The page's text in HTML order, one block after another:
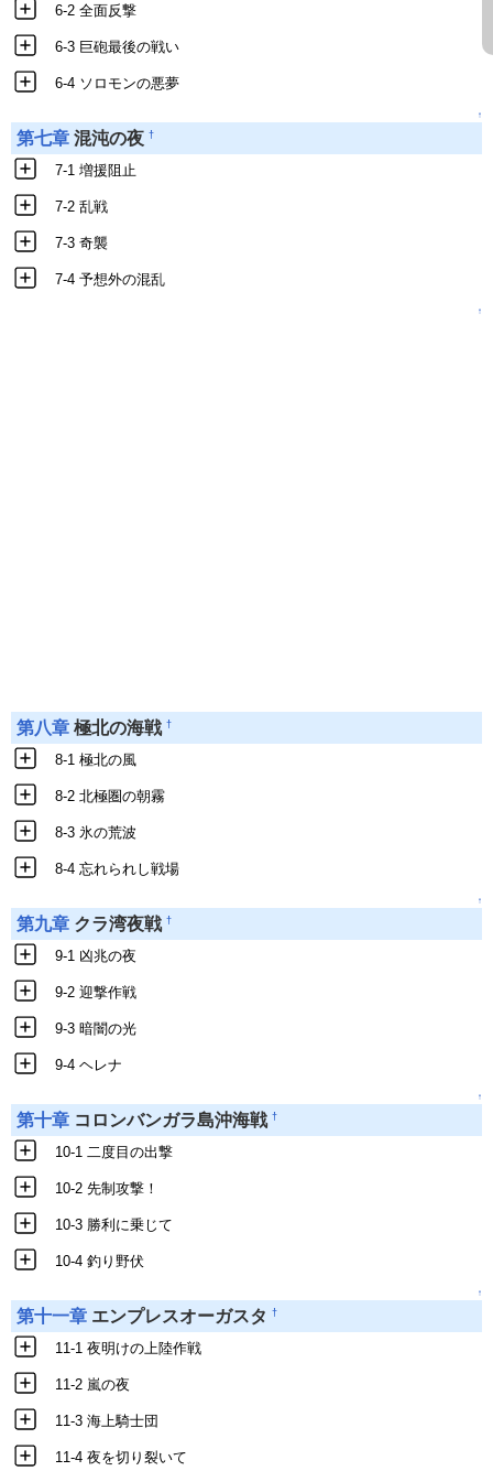
6-2 全面反撃
6-3 巨砲最後の戦い
6-4 ソロモンの悪夢
↑
第七章 混沌の夜 †
7-1 増援阻止
7-2 乱戦
7-3 奇襲
7-4 予想外の混乱
↑
第八章 極北の海戦 †
8-1 極北の風
8-2 北極圏の朝霧
8-3 氷の荒波
8-4 忘れられし戦場
↑
第九章 クラ湾夜戦 †
9-1 凶兆の夜
9-2 迎撃作戦
9-3 暗闇の光
9-4 ヘレナ
↑
第十章 コロンバンガラ島沖海戦 †
10-1 二度目の出撃
10-2 先制攻撃！
10-3 勝利に乗じて
10-4 釣り野伏
↑
第十一章 エンプレスオーガスタ †
11-1 夜明けの上陸作戦
11-2 嵐の夜
11-3 海上騎士団
11-4 夜を切り裂いて